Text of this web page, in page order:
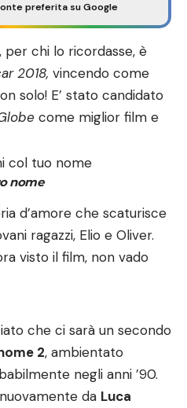
preferita su Google
, per chi lo ricordasse, è
2018, vincendo come
solo! E’ stato candidato
come miglior film e
nome
d’amore che scaturisce
ragazzi, Elio e Oliver.
visto il film, non vado
che ci sarà un secondo
2, ambientato
negli anni ’90.
da Luca